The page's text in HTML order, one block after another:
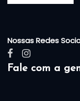
Nossas Redes
Fale com a